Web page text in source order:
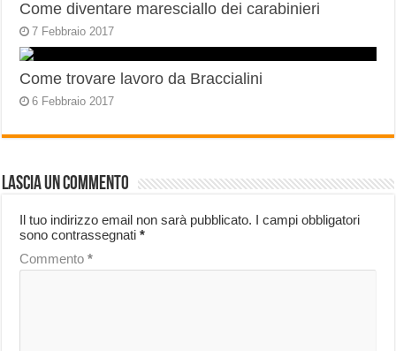
Come diventare maresciallo dei carabinieri
7 Febbraio 2017
Come trovare lavoro da Braccialini
6 Febbraio 2017
Lascia un commento
Il tuo indirizzo email non sarà pubblicato. I campi obbligatori
sono contrassegnati*
Commento*